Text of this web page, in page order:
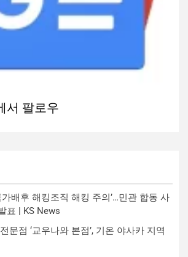
서 팔로우
가배후 해킹조직 해킹 주의’…민관 합동 사
표 | KS News
문점 ‘교우나와 본점’, 기온 야사카 지역